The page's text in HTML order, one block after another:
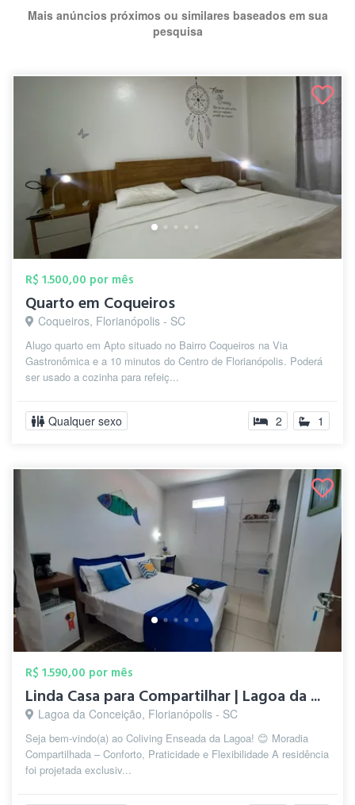
Mais anúncios próximos ou similares baseados em sua
pesquisa
R$ 1.500,00 por mês
Quarto em Coqueiros
Coqueiros, Florianópolis - SC
Alugo quarto em Apto situado no Bairro Coqueiros na Via
Gastronômica e a 10 minutos do Centro de Florianópolis. Poderá
ser usado a cozinha para refeiç...
Qualquer sexo 2 1
R$ 1.590,00 por mês
Linda Casa para Compartilhar | Lagoa da ...
Lagoa da Conceição, Florianópolis - SC
Seja bem-vindo(a) ao Coliving Enseada da Lagoa! 😊 Moradia
Compartilhada – Conforto, Praticidade e Flexibilidade A residência
foi projetada exclusiv...